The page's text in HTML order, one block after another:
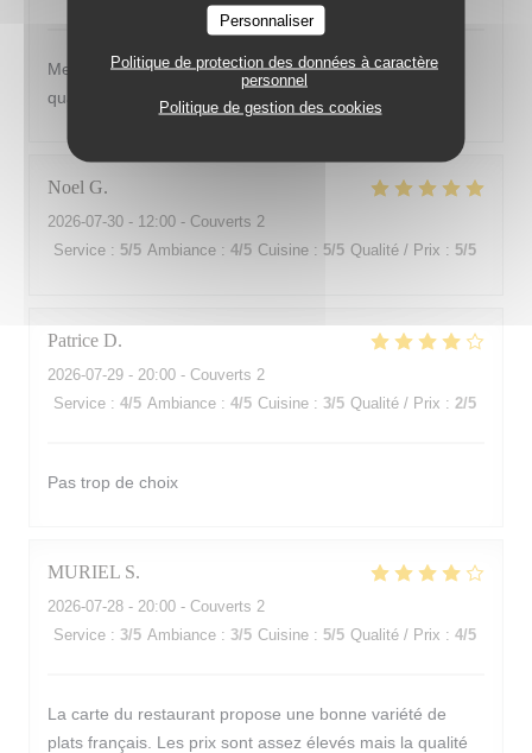
Personnaliser
Politique de protection des données à caractère
personnel
Politique de gestion des cookies
Menu original - cuisine soignée - service rapide mais
qualité différente entre serveurs
Noel G
2026-07-30 - 12:00 - Couverts 2
Service : 5/5 Ambiance : 4/5 Cuisine : 5/5 Qualité / Prix : 5/5
Patrice D
2026-07-29 - 20:00 - Couverts 2
Service : 4/5 Ambiance : 4/5 Cuisine : 3/5 Qualité / Prix : 2/5
Pas trop de choix
MURIEL S
2026-07-28 - 20:00 - Couverts 2
Service : 3/5 Ambiance : 3/5 Cuisine : 5/5 Qualité / Prix : 4/5
La carte du restaurant propose une bonne variété de
plats français. Les prix sont assez élevés mais la qualité